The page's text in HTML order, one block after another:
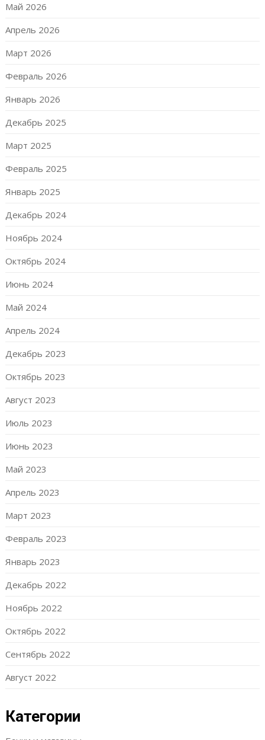
Май 2026
Апрель 2026
Март 2026
Февраль 2026
Январь 2026
Декабрь 2025
Март 2025
Февраль 2025
Январь 2025
Декабрь 2024
Ноябрь 2024
Октябрь 2024
Июнь 2024
Май 2024
Апрель 2024
Декабрь 2023
Октябрь 2023
Август 2023
Июль 2023
Июнь 2023
Май 2023
Апрель 2023
Март 2023
Февраль 2023
Январь 2023
Декабрь 2022
Ноябрь 2022
Октябрь 2022
Сентябрь 2022
Август 2022
Категории